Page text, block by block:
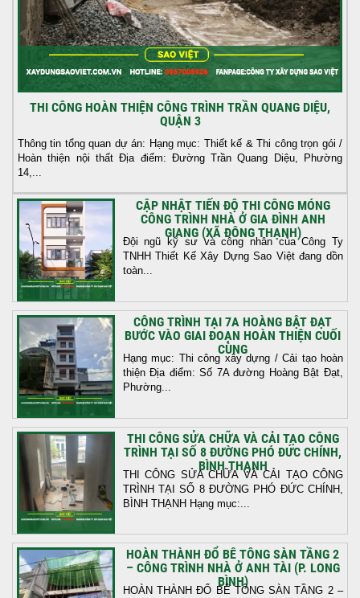
THI CÔNG HOÀN THIỆN CÔNG TRÌNH TRẦN QUANG DIỆU,
QUẬN 3
Thông tin tổng quan dự án: Hạng mục: Thiết kế & Thi công trọn gói /
Hoàn thiện nội thất Địa điểm: Đường Trần Quang Diệu, Phường
14,...
CẬP NHẬT TIẾN ĐỘ THI CÔNG MÓNG
CÔNG TRÌNH NHÀ Ở GIA ĐÌNH ANH
GIANG (XÃ ĐÔNG THẠNH)
Đội ngũ kỹ sư và công nhân của Công Ty
TNHH Thiết Kế Xây Dựng Sao Việt đang dồn
toàn...
CÔNG TRÌNH TẠI 7A HOÀNG BẬT ĐẠT
BƯỚC VÀO GIAI ĐOẠN HOÀN THIỆN CUỐI
CÙNG
Hạng mục: Thi công xây dựng / Cải tạo hoàn
thiện Địa điểm: Số 7A đường Hoàng Bật Đạt,
Phường...
THI CÔNG SỬA CHỮA VÀ CẢI TẠO CÔNG
TRÌNH TẠI SỐ 8 ĐƯỜNG PHÓ ĐỨC CHÍNH,
BÌNH THẠNH
THI CÔNG SỬA CHỮA VÀ CẢI TẠO CÔNG
TRÌNH TẠI SỐ 8 ĐƯỜNG PHÓ ĐỨC CHÍNH,
BÌNH THẠNH Hạng mục:...
HOÀN THÀNH ĐỔ BÊ TÔNG SÀN TẦNG 2
– CÔNG TRÌNH NHÀ Ở ANH TÀI (P. LONG
BÌNH)
HOÀN THÀNH ĐỔ BÊ TÔNG SÀN TẦNG 2 –